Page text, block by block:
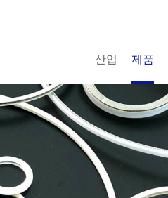
산업 제품